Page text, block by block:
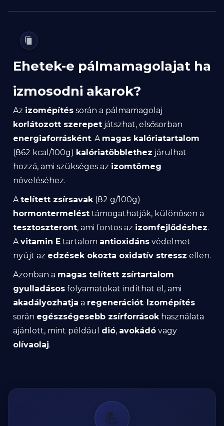
Ehetek-e pálmamagolajat ha
izmosodni akarok?
Az izomépítés során a pálmamagolaj
korlátozott szerepet játszhat, elsősorban
energiaforrásként. A magas kalóriatartalom
(862 kcal/100g) kalóriatöbblethez járulhat
hozzá, ami szükséges az izomtömeg
növeléséhez.
A telített zsírsavak (82 g/100g)
hormontermelést támogathatják, különösen a
tesztoszteront, ami fontos az izomfejlődéshez.
A vitamin E tartalom antioxidáns védelmet
nyújt az edzések okozta oxidatív stressz ellen.
Azonban a magas telített zsírtartalom
gyulladásos folyamatokat indíthat el, ami
akadályozhatja a regenerációt. Izomépítés
során egészségesebb zsírforrások használata
ajánlott, mint például dió, avokádó vagy
olívaolaj.
💪